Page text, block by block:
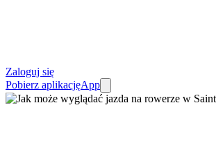
Zaloguj się
Pobierz aplikacjęApp